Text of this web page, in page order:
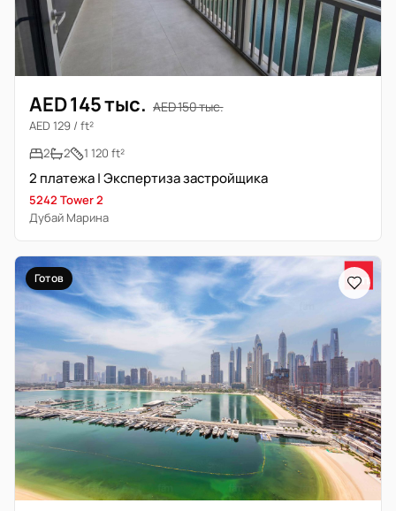
AED 145 тыс. AED 150 тыс.
AED 129 / ft²
2
2 1 120 ft²
2 платежа | Экспертиза застройщика
5242 Tower 2
Дубай Марина
Готов